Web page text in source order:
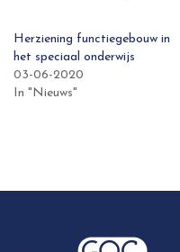
Herziening functiegebouw in
het speciaal onderwijs
03-06-2020
In "Nieuws"